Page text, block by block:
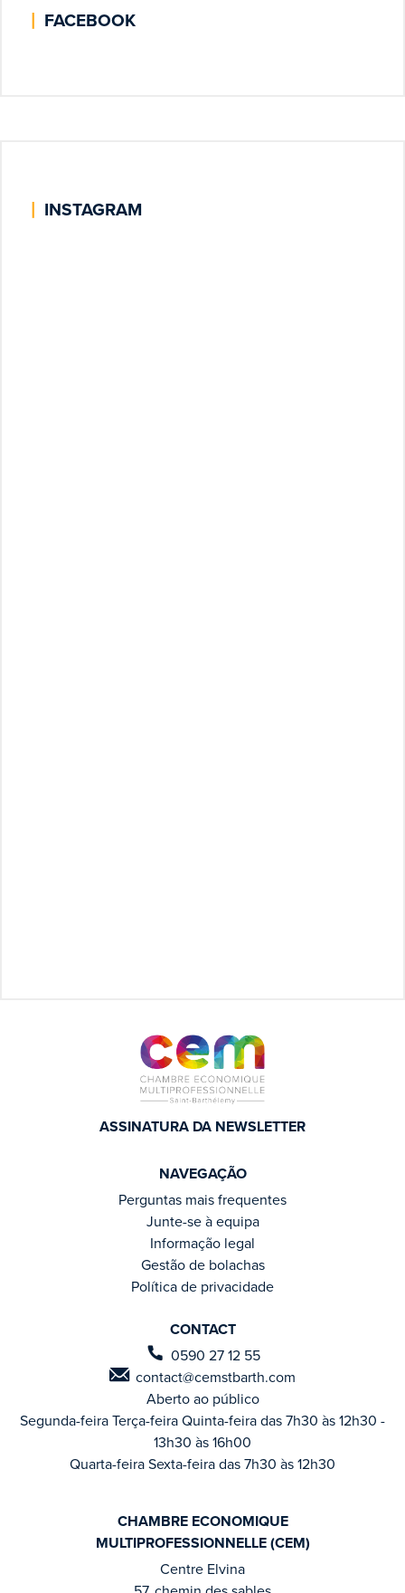
| FACEBOOK
| INSTAGRAM
CHAMBRE ECONOMIQUE
MULTIPROFESSIONNELLE (CEM)
Centre Elvina
CONTACT
0590 27 12 55
contact@cemstbarth.com
Aberto ao público
Segunda-feira Terça-feira Quinta-feira das 7h30 às 12h30 -
13h30 às 16h00
Quarta-feira Sexta-feira das 7h30 às 12h30
NAVEGAÇÃO
Perguntas mais frequentes
Junte-se à equipa
Informação legal
Gestão de bolachas
Política de privacidade
ASSINATURA DA NEWSLETTER